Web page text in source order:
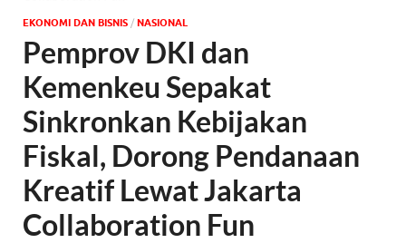
EKONOMI DAN BISNIS / NASIONAL
Pemprov DKI dan
Kemenkeu Sepakat
Sinkronkan Kebijakan
Fiskal, Dorong Pendanaan
Kreatif Lewat Jakarta
Collaboration Fun